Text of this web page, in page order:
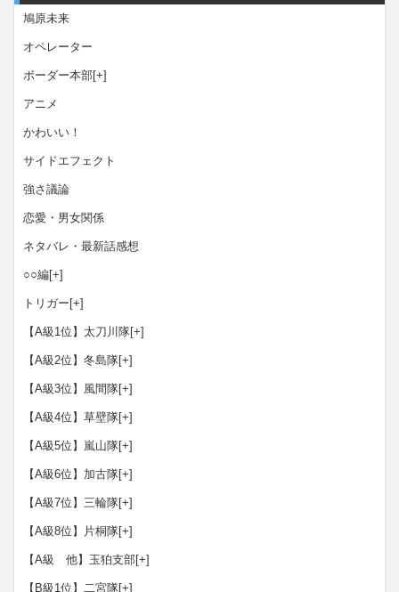
鳩原未来
オペレーター
ボーダー本部[+]
アニメ
かわいい！
サイドエフェクト
強さ議論
恋愛・男女関係
ネタバレ・最新話感想
○○編[+]
トリガー [+]
【A級1位】太刀川隊[+]
【A級2位】冬島隊[+]
【A級3位】風間隊[+]
【A級4位】草壁隊[+]
【A級5位】嵐山隊[+]
【A級6位】加古隊[+]
【A級7位】三輪隊[+]
【A級8位】片桐隊[+]
【A級 他】玉狛支部[+]
【B級1位】二宮隊[+]